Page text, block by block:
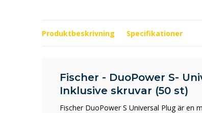
Produktbeskrivning Specifikationer
Fischer - DuoPower S-
Inklusive skruvar (50 st)
Fischer DuoPower S Universal Plug är en